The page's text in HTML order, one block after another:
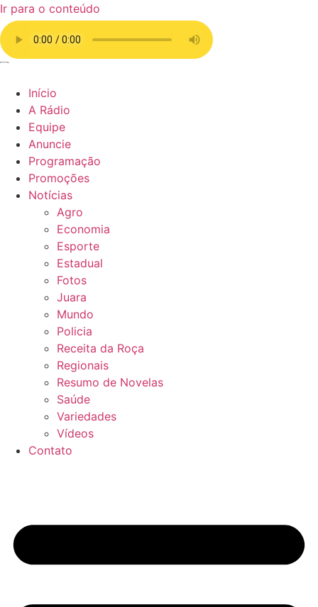
Ir para o conteúdo
Início
A Rádio
Equipe
Anuncie
Programação
Promoções
Notícias
Agro
Economia
Esporte
Estadual
Fotos
Juara
Mundo
Policia
Receita da Roça
Regionais
Resumo de Novelas
Saúde
Variedades
Vídeos
Contato